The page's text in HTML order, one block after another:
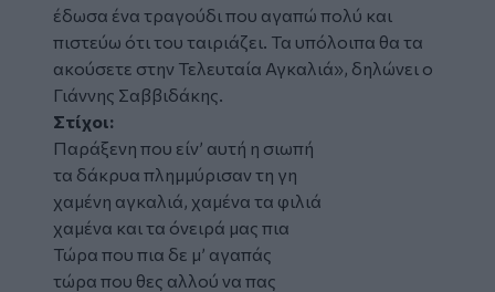
έδωσα ένα τραγούδι που αγαπώ πολύ και
πιστεύω ότι του ταιριάζει. Τα υπόλοιπα θα τα
ακούσετε στην Τελευταία Αγκαλιά», δηλώνει ο
Γιάννης Σαββιδάκης.
Στίχοι:
Παράξενη που είν’ αυτή η σιωπή
τα δάκρυα πλημμύρισαν τη γη
χαμένη αγκαλιά, χαμένα τα φιλιά
χαμένα και τα όνειρά μας πια
Τώρα που πια δε μ’ αγαπάς
τώρα που θες αλλού να πας